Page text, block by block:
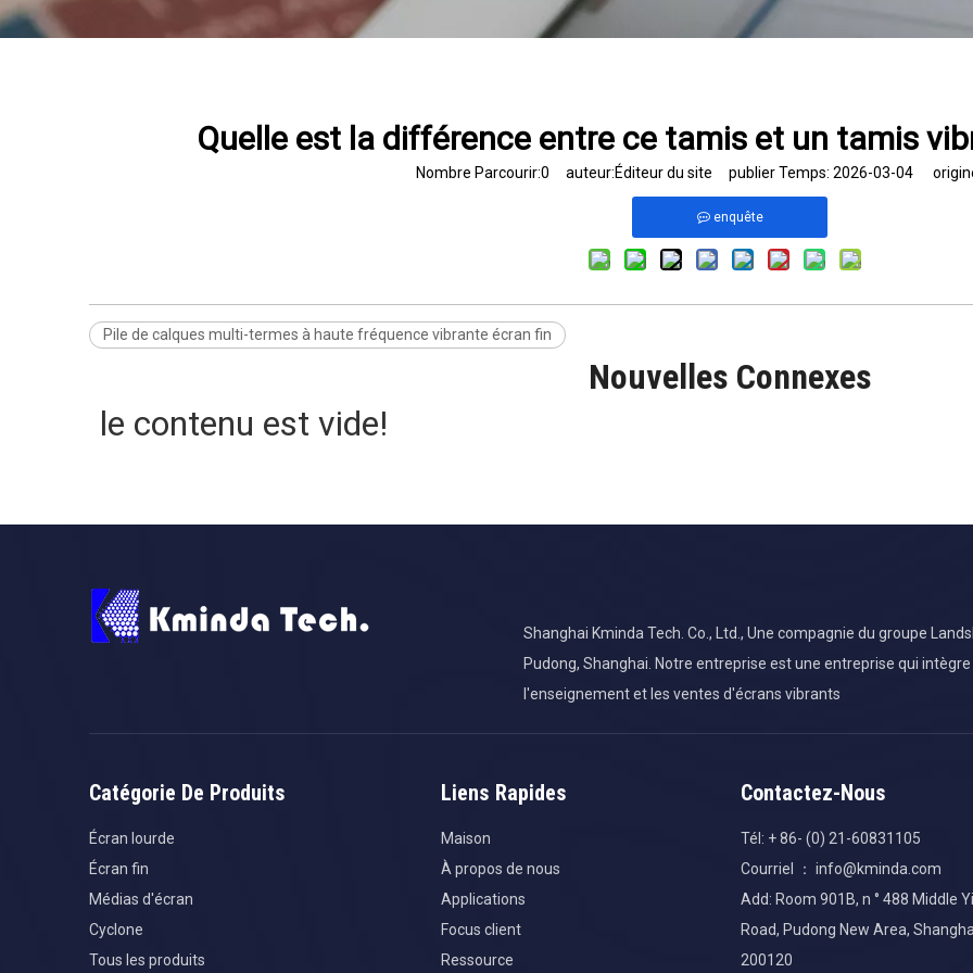
Quelle est la différence entre ce tamis et un tamis
Nombre Parcourir:0 auteur:Éditeur du site publier Temps: 2026-03-04
enquête
Pile de calques multi-termes à haute fréquence vibrante écran fin
Nouvelles Connexes
le contenu est vide!
Shanghai Kminda Tech. Co., Ltd., Une compagnie du groupe
Pudong, Shanghai. Notre entreprise est une entreprise qui
l'enseignement et les ventes d'écrans vibrants
Catégorie De Produits
Écran lourde
Écran fin
Médias d'écran
Cyclone
Tous les produits
Liens Rapides
Maison
À propos de nous
Applications
Focus client
Ressource
Contactez-Nous
Tél: + 86- (0) 21-60831105
Courriel ： info@kminda.com
Add: Room 901B, n ° 488 Middle
Road, Pudong New Area,
200120